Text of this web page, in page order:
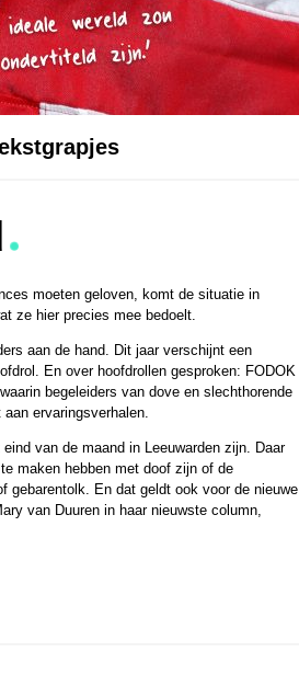
moeten geloven, komt de situatie in
ze hier precies mee bedoelt.
aan de hand. Dit jaar verschijnt een
En over hoofdrollen gesproken: FODOK
begeleiders van dove en slechthorende
ervaringsverhalen.
van de maand in Leeuwarden zijn. Daar
maken hebben met doof zijn of de
gebarentolk. En dat geldt ook voor de nieuwe
van Duuren in haar nieuwste column,